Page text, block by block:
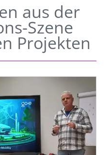
aus der
Szene
Projekten